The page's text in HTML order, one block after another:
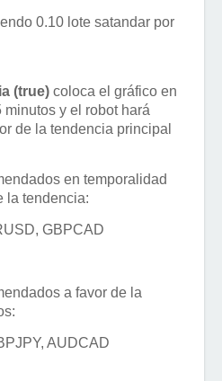
0.10 lote satandar por
(true) coloca el gráfico en
y el robot hará
de la tendencia principal
en temporalidad
la tendencia:
GBPCAD
a favor de la
AUDCAD